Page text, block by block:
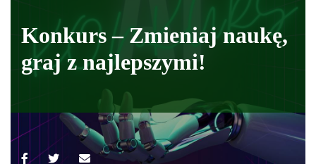
Konkurs – Zmieniaj naukę,
graj z najlepszymi!